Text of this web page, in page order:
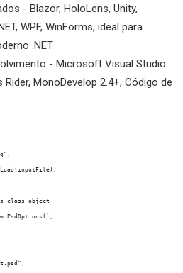
- Blazor, HoloLens, Unity,
WPF, WinForms, ideal para
.NET
- Microsoft Visual Studio
MonoDevelop 2.4+, Código de
class object
PsdOptions();